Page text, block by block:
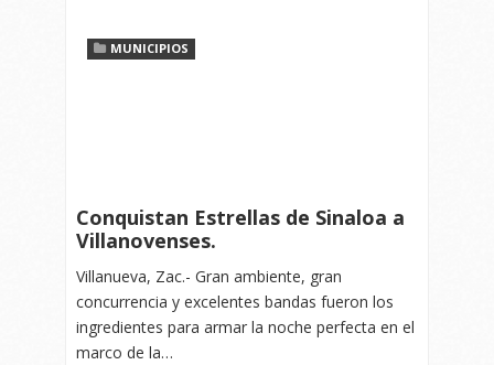
MUNICIPIOS
Conquistan Estrellas de Sinaloa a
Villanovenses.
Villanueva, Zac.- Gran ambiente, gran
concurrencia y excelentes bandas fueron los
ingredientes para armar la noche perfecta en el
marco de la…